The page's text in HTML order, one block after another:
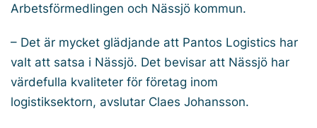
Arbetsförmedlingen och Nässjö kommun.
– Det är mycket glädjande att Pantos Logistics har
valt att satsa i Nässjö. Det bevisar att Nässjö har
värdefulla kvaliteter för företag inom
logistiksektorn, avslutar Claes Johansson.